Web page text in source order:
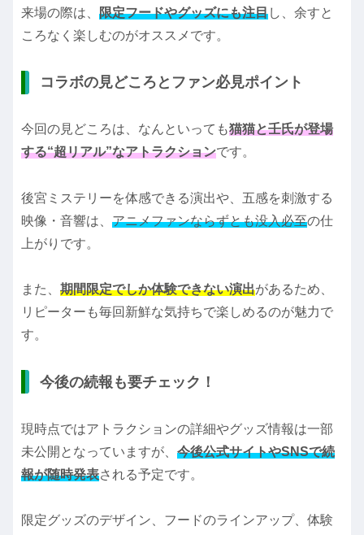
来場の際は、 限定フードやグッズにも注目し、余すと
ころなく楽しむのがオススメです。
コラボの見どころとファン必見ポイント
今回の見どころは、なんといっても猫猫と壬氏が登場
する“超リアル”なアトラクションです。
後宮ミステリーを体感できる演出や、五感を刺激する
映像・音響は、 アニメファンならずとも没入必至の仕
上がりです。
また、 期間限定でしか体験できない演出があるため、
リピーターも毎回新鮮な気持ちで楽しめるのが魅力で
す。
今後の続報も要チェック！
現時点ではアトラクションの詳細やグッズ情報は一部
未公開となっていますが、 今後公式サイトやSNSで続
報が随時発表される予定です。
限定グッズのデザイン、フードのラインアップ、体験